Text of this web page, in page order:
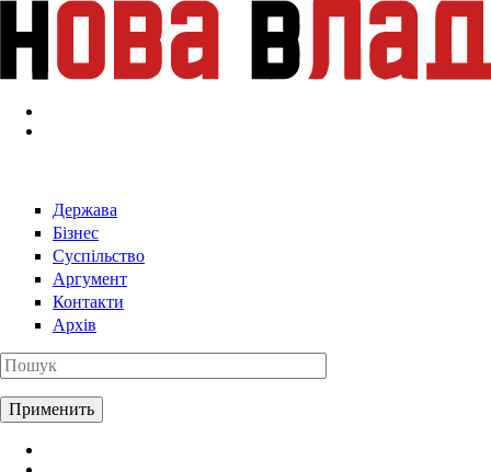
Перейти к основному содержанию
Держава
Бізнес
Суспільство
Аргумент
Контакти
Архів